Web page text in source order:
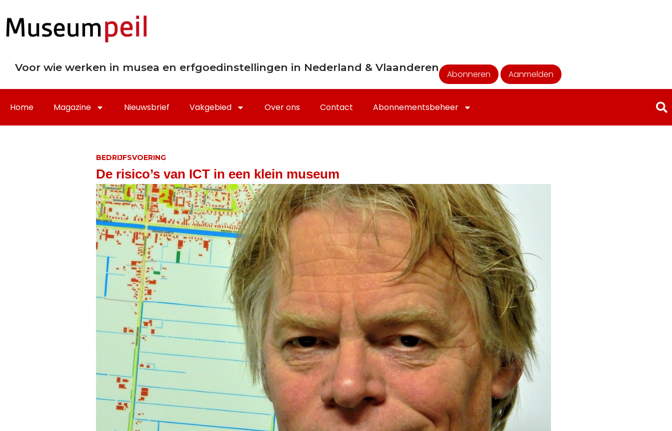
Voor wie werken in musea en erfgoedinstellingen in Nederland & Vlaanderen
Abonneren Aanmelden
Home Magazine Nieuwsbrief Vakgebied Over ons Contact Abonnementsbeheer
BEDRIJFSVOERING
De risico’s van ICT in een klein museum